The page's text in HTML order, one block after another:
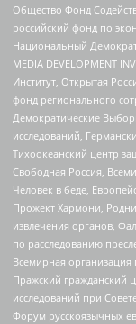
Общество Фонд
российский фонд по
Национальный
MEDIA DEVELOPMENT
Институт, Открытая
фонд регионального
Демократические
исследований,
Тихоокеанский центр
Свободная Россия,
Человек в беде,
Прожект Хармони,
извлечения органов,
по расследованию
Всемирная
Пражский гражданский
исследований при
Форум русскоязычных